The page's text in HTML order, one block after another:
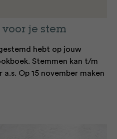
je stem
hebt op jouw
Stemmen kan t/m
a.s. Op 15 november maken